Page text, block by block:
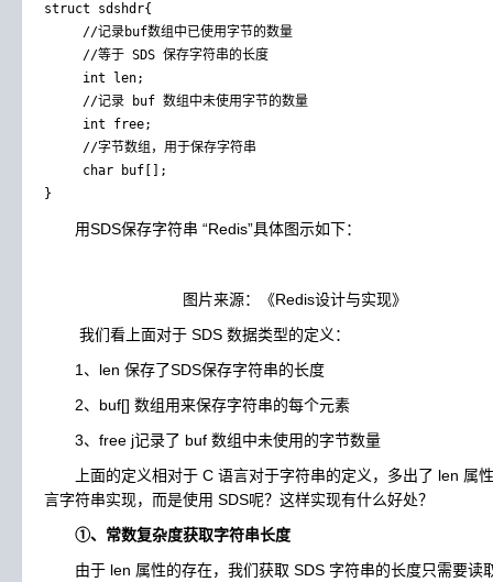
struct sdshdr{
     //记录buf数组中已使用字节的数量
     //等于 SDS 保存字符串的长度
     int len;
     //记录 buf 数组中未使用字节的数量
     int free;
     //字节数组，用于保存字符串
     char buf[];
用SDS保存字符串 “Redis”具体图示如下：
图片来源：《Redis设计与实现》
我们看上面对于 SDS 数据类型的定义：
1、len 保存了SDS保存字符串的长度
2、buf[] 数组用来保存字符串的每个元素
3、free j记录了 buf 数组中未使用的字节数量
上面的定义相对于 C 语言对于字符串的定义，多出了 len 属
言字符串实现，而是使用 SDS呢？这样实现有什么好处？
①、常数复杂度获取字符串长度
由于 len 属性的存在，我们获取 SDS 字符串的长度只需要读